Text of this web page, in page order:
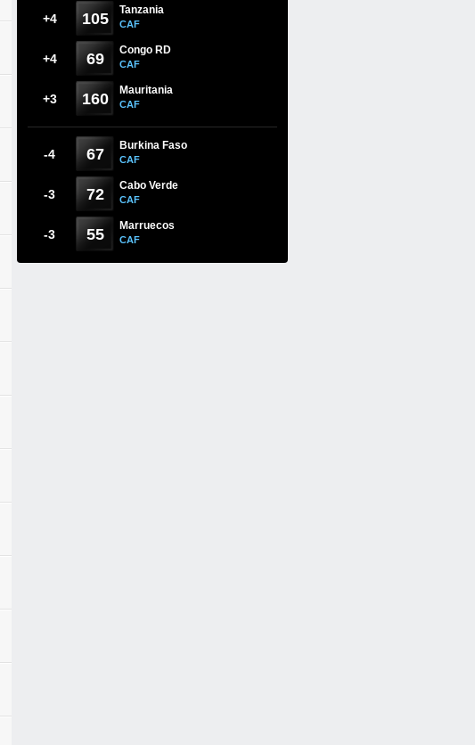
+4 105 Tanzania
CAF
+4 69 Congo RD
CAF
+3 160 Mauritania
CAF
-4 67 Burkina Faso
CAF
-3 72 Cabo Verde
CAF
-3 55 Marruecos
CAF